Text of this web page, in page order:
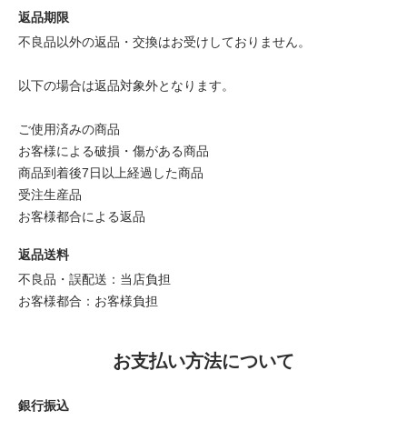
返品期限
不良品以外の返品・交換はお受けしておりません。
以下の場合は返品対象外となります。
ご使用済みの商品
お客様による破損・傷がある商品
商品到着後7日以上経過した商品
受注生産品
お客様都合による返品
返品送料
不良品・誤配送：当店負担
お客様都合：お客様負担
お支払い方法について
銀行振込